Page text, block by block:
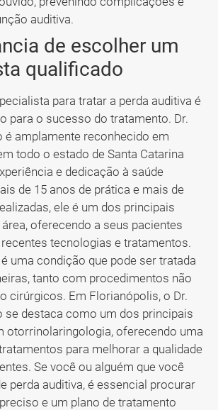
auditiva.
de escolher um
qualificado
para tratar a perda auditiva é
para o sucesso do tratamento. Dr.
é amplamente reconhecido em
todo o estado de Santa Catarina
e dedicação à saúde
de 15 anos de prática e mais de
ele é um dos principais
oferecendo a seus pacientes
tecnologias e tratamentos.
uma condição que pode ser tratada
tanto com procedimentos não
cirúrgicos. Em Florianópolis, o Dr.
se destaca como um dos principais
otorrinolaringologia, oferecendo uma
para melhorar a qualidade
Se você ou alguém que você
perda auditiva, é essencial procurar
e um plano de tratamento